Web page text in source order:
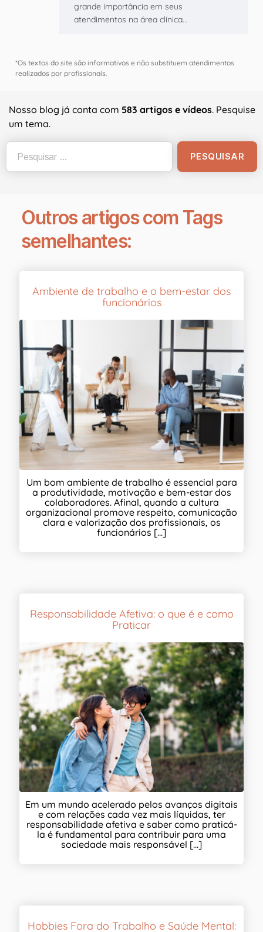
grande importância em seus
atendimentos na área clínica...
*Os textos do site são informativos e não substituem atendimentos
realizados por profissionais.
Nosso blog já conta com 583 artigos e vídeos. Pesquise
um tema.
Outros artigos com Tags
semelhantes:
Ambiente de trabalho e o bem-estar dos
funcionários
Um bom ambiente de trabalho é essencial para
a produtividade, motivação e bem-estar dos
colaboradores. Afinal, quando a cultura
organizacional promove respeito, comunicação
clara e valorização dos profissionais, os
funcionários [...]
Responsabilidade Afetiva: o que é e como
Praticar
Em um mundo acelerado pelos avanços digitais
e com relações cada vez mais líquidas, ter
responsabilidade afetiva e saber como praticá-
la é fundamental para contribuir para uma
sociedade mais responsável [...]
Hobbies Fora do Trabalho e Saúde Mental: